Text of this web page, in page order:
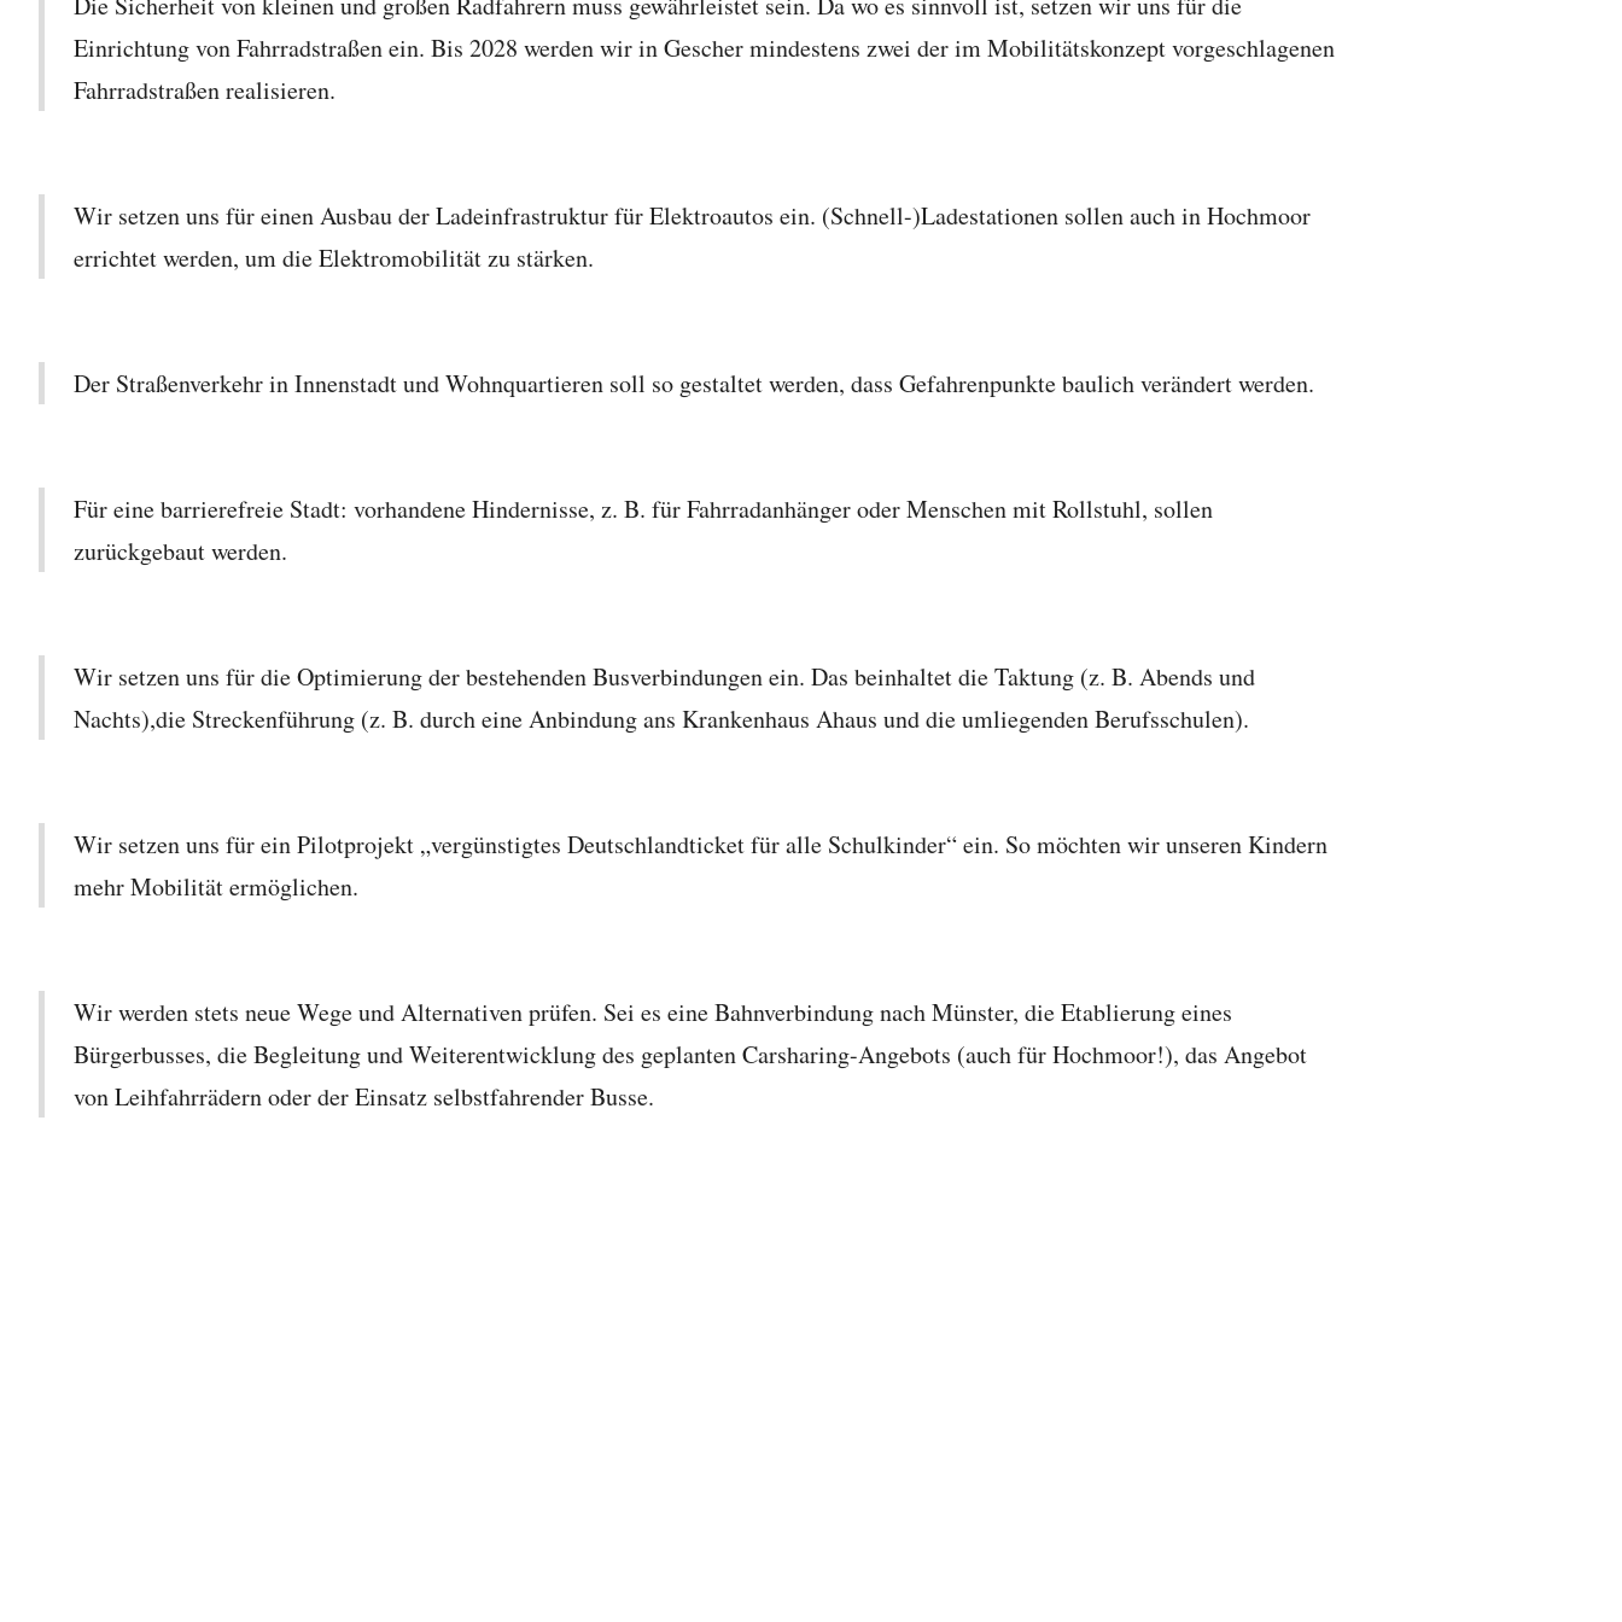
Einrichtung von Fahrradstraßen ein. Bis 2028 werden wir in Gescher mindestens zwei der im Mobilitätskonzept vorgeschlagenen
Fahrradstraßen realisieren.
Wir setzen uns für einen Ausbau der Ladeinfrastruktur für Elektroautos ein. (Schnell-)Ladestationen sollen auch in Hochmoor
errichtet werden, um die Elektromobilität zu stärken.
Der Straßenverkehr in Innenstadt und Wohnquartieren soll so gestaltet werden, dass Gefahrenpunkte baulich verändert werden.
Für eine barrierefreie Stadt: vorhandene Hindernisse, z. B. für Fahrradanhänger oder Menschen mit Rollstuhl, sollen
zurückgebaut werden.
Wir setzen uns für die Optimierung der bestehenden Busverbindungen ein. Das beinhaltet die Taktung (z. B. Abends und
Nachts),die Streckenführung (z. B. durch eine Anbindung ans Krankenhaus Ahaus und die umliegenden Berufsschulen).
Wir setzen uns für ein Pilotprojekt „vergünstigtes Deutschlandticket für alle Schulkinder“ ein. So möchten wir unseren Kindern
mehr Mobilität ermöglichen.
Wir werden stets neue Wege und Alternativen prüfen. Sei es eine Bahnverbindung nach Münster, die Etablierung eines
Bürgerbusses, die Begleitung und Weiterentwicklung des geplanten Carsharing-Angebots (auch für Hochmoor!), das Angebot
von Leihfahrrädern oder der Einsatz selbstfahrender Busse.